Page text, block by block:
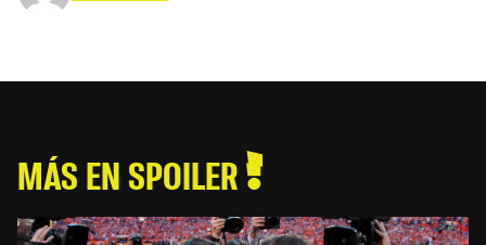
MÁS EN SPOILER